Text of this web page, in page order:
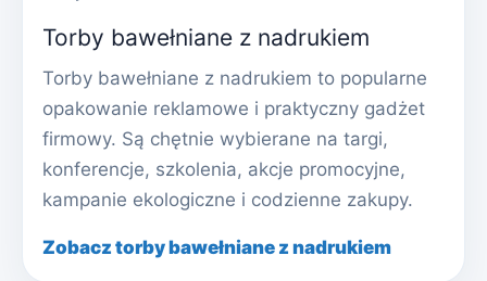
Torby bawełniane z nadrukiem
Torby bawełniane z nadrukiem to popularne
opakowanie reklamowe i praktyczny gadżet
firmowy. Są chętnie wybierane na targi,
konferencje, szkolenia, akcje promocyjne,
kampanie ekologiczne i codzienne zakupy.
Zobacz torby bawełniane z nadrukiem